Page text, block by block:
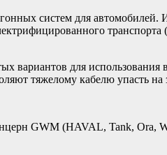
систем для
вариантов для
тяжелому кабелю упасть
GWM (HAVAL, Tank, Ora,